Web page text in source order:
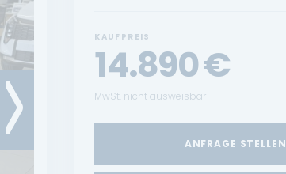
KAUFPREIS
14.890€
MwSt. nicht ausweisbar
ANFRAGE STELLEN